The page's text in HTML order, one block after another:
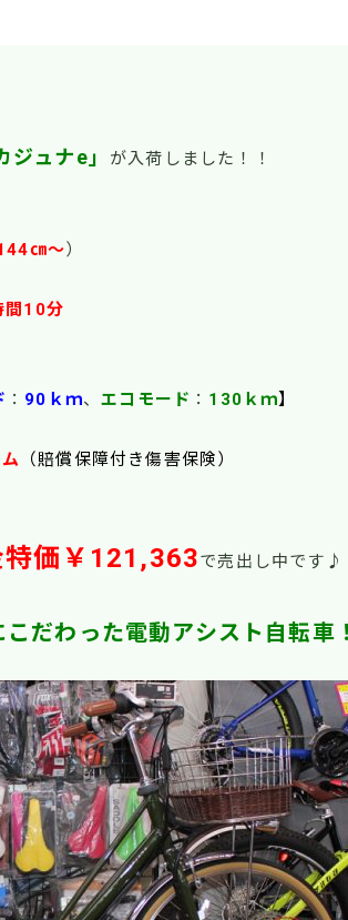
ジュナe」 が入荷しました！！
㎝～）
間10分
： 90ｋｍ、エコモード ： 130ｋｍ】
（賠償保障付き傷害保険）
特価￥121,363で売出し中です♪
だわった電動アシスト自転車